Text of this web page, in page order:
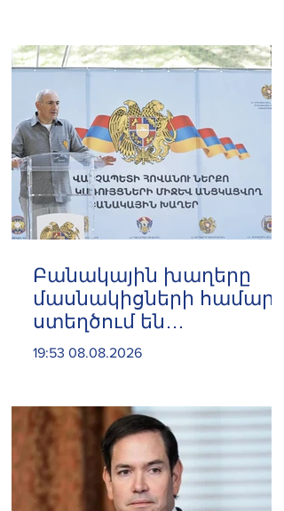
Բանակային խաղերը
մասնակիցների համար
ստեղծում են
ինքնադրսևորման նոր
Փաշինյան
19:53 08.08.2026